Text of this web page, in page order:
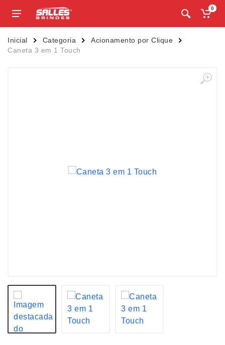
0
Inicial Categoria
Acionamento por Clique
Caneta 3 em 1 Touch